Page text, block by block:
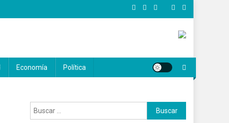
Economía Política
Buscar: